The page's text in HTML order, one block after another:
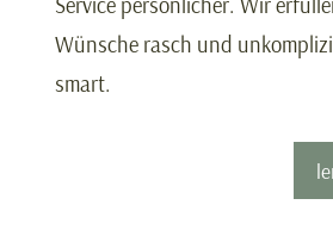
Wünsche rasch und
smart.